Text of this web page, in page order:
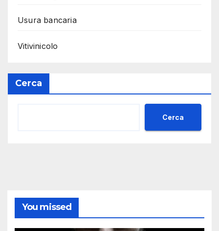
Usura bancaria
Vitivinicolo
Cerca
Cerca
You missed